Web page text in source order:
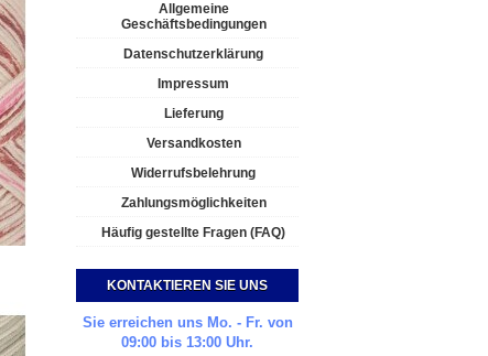
Allgemeine
Geschäftsbedingungen
Datenschutzerklärung
Impressum
Lieferung
Versandkosten
Widerrufsbelehrung
Zahlungsmöglichkeiten
Häufig gestellte Fragen (FAQ)
KONTAKTIEREN SIE UNS
Sie erreichen uns Mo. - Fr. von
09:00 bis 13:00 Uhr.